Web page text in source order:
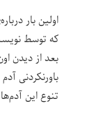
اولین بار
که توسط
بعد از دیدن
باورنکردنی
تنوع این